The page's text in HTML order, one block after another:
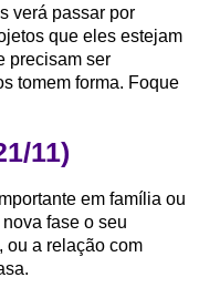
verá passar por
que eles estejam
precisam ser
tomem forma. Foque
11)
em família ou
fase o seu
ou a relação com